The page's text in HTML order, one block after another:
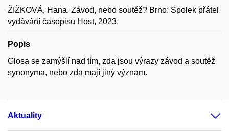
ŽIŽKOVÁ, Hana. Závod, nebo soutěž? Brno: Spolek přátel
vydávání časopisu Host, 2023.
Popis
Glosa se zamýšlí nad tím, zda jsou výrazy závod a soutěž
synonyma, nebo zda mají jiný význam.
Aktuality